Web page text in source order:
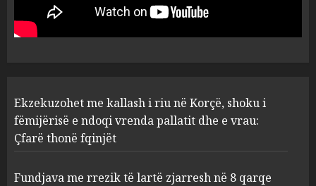
1
ndoqi vrenda pallatit dhe e
vrau: Çfarë thonë fqinjët
AUGUST 8, 2026
2
zjarresh në 8 qarqe
paralajmëron Instituti i
deri në 39°C
Ekzekuzohet me kallash i riu në Korçë, shoku i
fëmijërisë e ndoqi vrenda pallatit dhe e vrau:
Çfarë thonë fqinjët
Fundjava me rrezik të lartë zjarresh në 8 qarqe